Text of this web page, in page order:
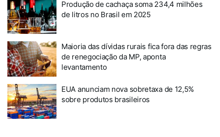
Produção de cachaça soma 234,4 milhões
de litros no Brasil em 2025
Maioria das dívidas rurais fica fora das regras
de renegociação da MP, aponta
levantamento
EUA anunciam nova sobretaxa de 12,5%
sobre produtos brasileiros